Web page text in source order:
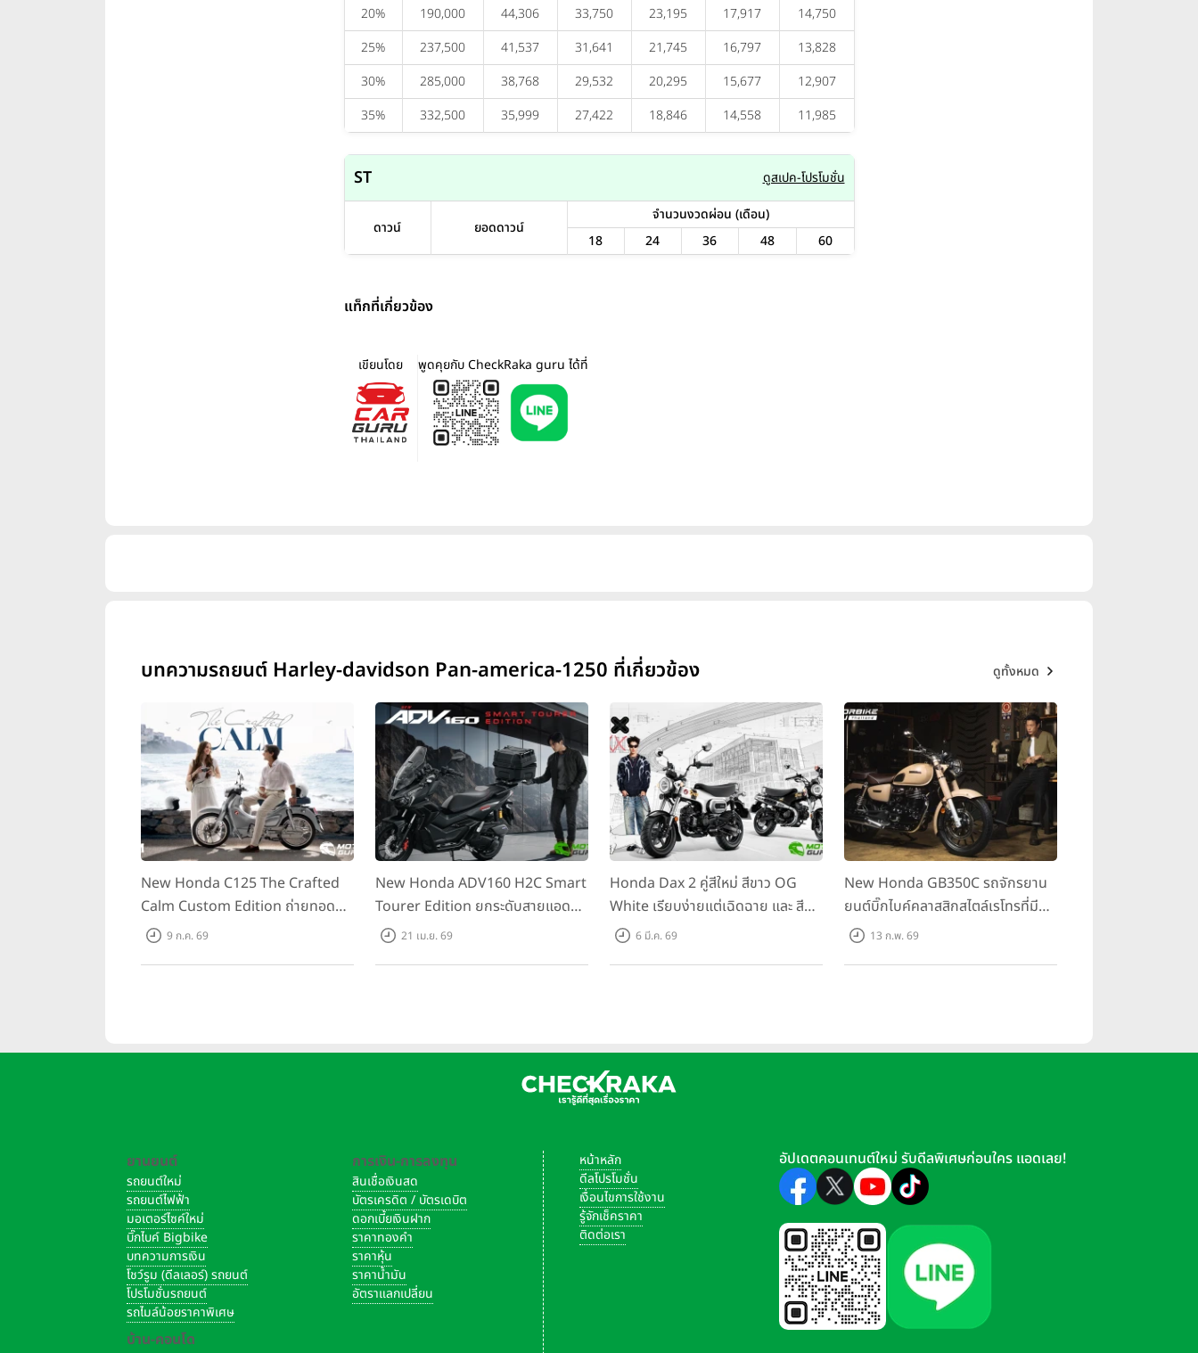
20%
190,000 44,306 33,750 23,195 17,917
14,750
25%
237,500 41,537 31,641 21,745 16,797
13,828
30%
285,000 38,768 29,532 20,295 15,677
12,907
35%
332,500 35,999 27,422 18,846 14,558 11,985
ST ดูสเปค-โปรโมชั่น
ดาวน์ ยอดดาวน์
จำนวนงวดผ่อน (เดือน)
18
24 36 48 60
แท็กที่เกี่ยวข้อง
เขียนโดย พูดคุยกับ CheckRaka guru ได้ที่
บทความรถยนต์ Harley-davidson Pan-america-1250 ที่เกี่ยวข้อง ดูทั้งหมด
New Honda C125 The Crafted
Calm Custom Edition ถ่ายทอด
ความคลาสสิกด้วยคู่สีพิเศษ มากับ
9 ก.ค. 69
New Honda ADV160 H2C Smart
Tourer Edition ยกระดับสายแอด
เวนเจอร์ด้วยฟังก์ชันล้ำและKeyless
21 เม.ย. 69
Honda Dax 2 คู่สีใหม่ สีขาว OG
White เรียบง่ายแต่เฉิดฉาย และ สีดำ
OG Black ที่ให้ลุคเข้มเท่ ในสไตล์
6 มี.ค. 69
New Honda GB350C รถจักรยาน
ยนต์บิ๊กไบค์คลาสสิกสไตล์เรโทรที่มี
นิยามใหม่ของความเท่เหนือกาลเวลา
13 ก.พ. 69
ยานยนต์
รถยนต์ใหม่
รถยนต์ไฟฟ้า
มอเตอร์ไซค์ใหม่
บิ๊กไบค์ Bigbike
บทความการเงิน
โชว์รูม (ดีลเลอร์) รถยนต์
โปรโมชั่นรถยนต์
รถไมล์น้อยราคาพิเศษ
บ้าน-คอนโด
การเงิน-การลงทุน
สินเชื่อเงินสด
บัตรเครดิต / บัตรเดบิต
ดอกเบี้ยเงินฝาก
ราคาทองคำ
ราคาหุ้น
ราคาน้ำมัน
อัตราแลกเปลี่ยน
หน้าหลัก
ดีลโปรโมชั่น
เงื่อนไขการใช้งาน
รู้จักเช็คราคา
ติดต่อเรา
อัปเดตคอนเทนต์ใหม่ รับดีลพิเศษก่อนใคร แอดเลย!